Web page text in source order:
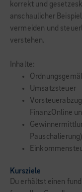
korrekt und
anschaulicher
vermeiden und
verstehen.
Inhalte:
Umsatzsteuer
FinanzOnline
Pauschalierung)
Kursziele
Du erhältst einen